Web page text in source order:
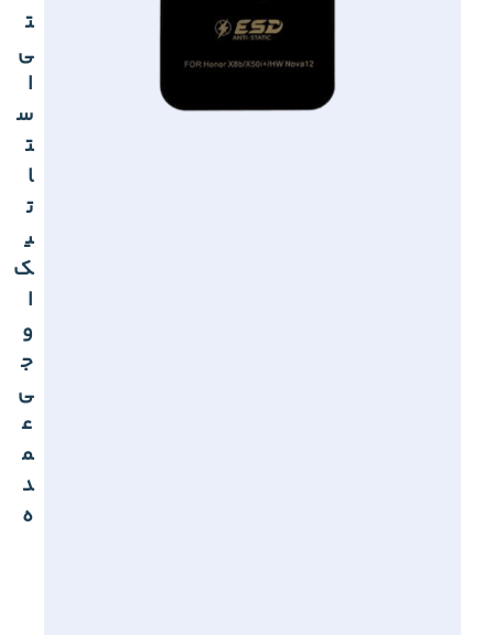
ت
ی
ا
س
ت
ا
ت
ی
ک
ا
و
ج
ی
ع
م
د
ه